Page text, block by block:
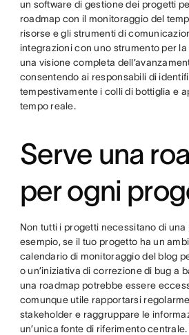
un software di gestione dei progetti
roadmap con il monitoraggio del
risorse e gli strumenti di
integrazioni con uno strumento per
una visione completa
consentendo ai responsabili di
tempestivamente i colli di bottiglia e
tempo reale.
Serve una
per ogni
Non tutti i progetti necessitano di una
esempio, se il tuo progetto ha un
calendario di monitoraggio del blog
o un’iniziativa di correzione di bug a
una roadmap potrebbe essere
comunque utile rapportarsi
stakeholder e raggruppare le
un’unica fonte di riferimento